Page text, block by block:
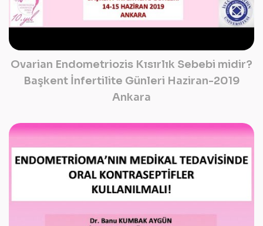
Ovarian Endometriozis Kısırlık Sebebi midir?
Başkent İnfertilite Günleri Haziran-2019
Ankara